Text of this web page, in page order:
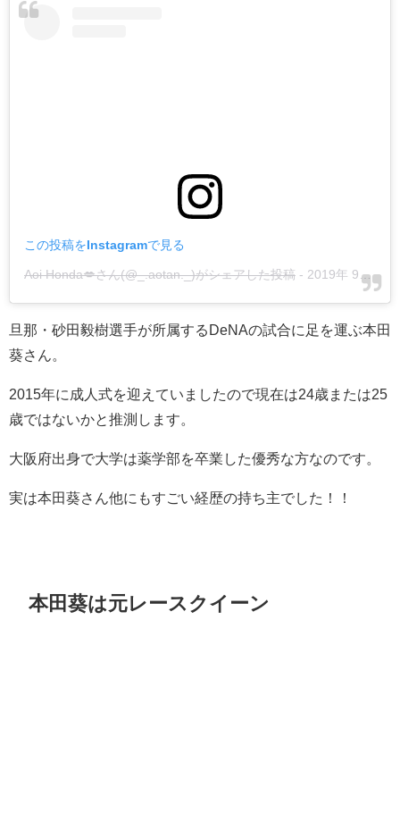
この投稿をInstagramで見る
Aoi Honda💋さん(@_.aotan._)がシェアした投稿 - 2019年 9月月16日午後11時45分PDT
旦那・砂田毅樹選手が所属するDeNAの試合に足を運ぶ本田
葵さん。
2015年に成人式を迎えていましたので現在は24歳または25
歳ではないかと推測します。
大阪府出身で大学は薬学部を卒業した優秀な方なのです。
実は本田葵さん他にもすごい経歴の持ち主でした！！
本田葵は元レースクイーン